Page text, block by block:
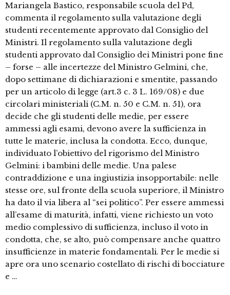
Mariangela Bastico, responsabile scuola del Pd,
commenta il regolamento sulla valutazione degli
studenti recentemente approvato dal Consiglio del
Ministri. Il regolamento sulla valutazione degli
studenti approvato dal Consiglio dei Ministri pone fine
– forse – alle incertezze del Ministro Gelmini, che,
dopo settimane di dichiarazioni e smentite, passando
per un articolo di legge (art.3 c. 3 L. 169/08) e due
circolari ministeriali (C.M. n. 50 e C.M. n. 51), ora
decide che gli studenti delle medie, per essere
ammessi agli esami, devono avere la sufficienza in
tutte le materie, inclusa la condotta. Ecco, dunque,
individuato l’obiettivo del rigorismo del Ministro
Gelmini: i bambini delle medie. Una palese
contraddizione e una ingiustizia insopportabile: nelle
stesse ore, sul fronte della scuola superiore, il Ministro
ha dato il via libera al “sei politico”. Per essere ammessi
all’esame di maturità, infatti, viene richiesto un voto
medio complessivo di sufficienza, incluso il voto in
condotta, che, se alto, può compensare anche quattro
insufficienze in materie fondamentali. Per le medie si
apre ora uno scenario costellato di rischi di bocciature
e …